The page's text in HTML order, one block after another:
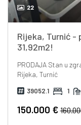
22
Rijeka, Turnić -
31,92m2!
PRODAJAStan u
Rijeka, Turnić
39052.1 1
150.000 €